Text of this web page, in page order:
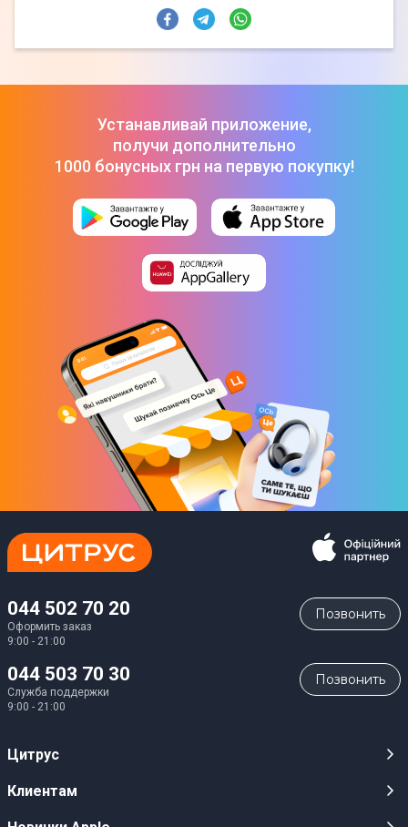
Устанавливай приложение,
получи дополнительно
1000 бонусных грн на первую покупку!
044 502 70 20
Оформить заказ
9:00 - 21:00
Позвонить
044 503 70 30
Служба поддержки
9:00 - 21:00
Позвонить
Цитрус
Карьера
Клиентам
Публичные оферты